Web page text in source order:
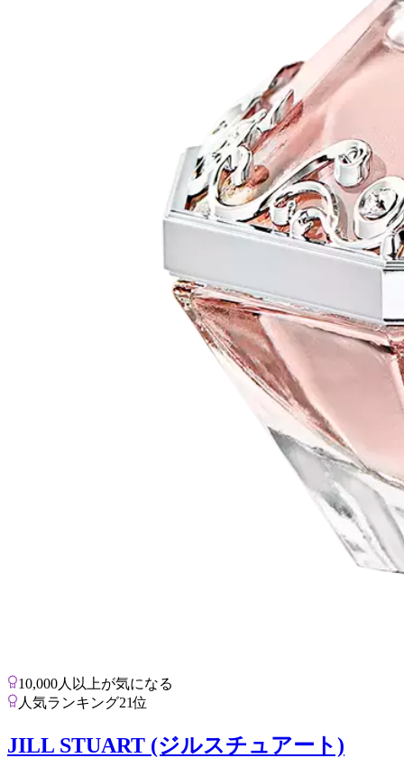
10,000人以上が気になる
人気ランキング21位
JILL STUART (ジルスチュアート)